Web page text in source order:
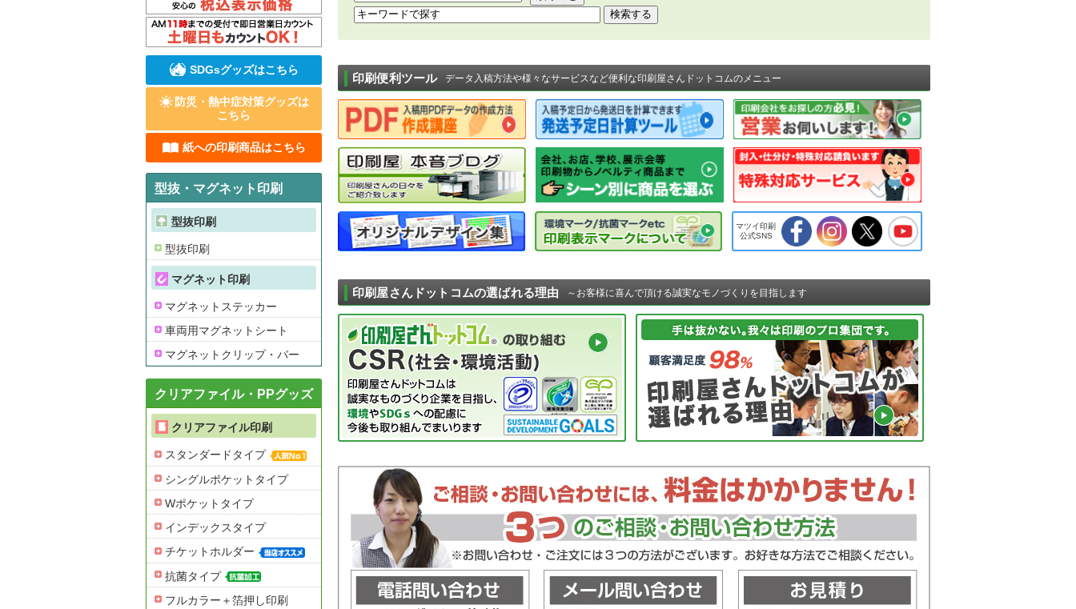
印刷便利ツール データ入稿方法や様々なサービスなど便利な印刷屋さんドットコムのメニュー
マツイ印刷
公式SNS
印刷屋さんドットコムの選ばれる理由 ～お客様に喜んで頂ける誠実なモノづくりを目指します
SDGsグッズはこちら
防災・熱中症対策グッズは
こちら
紙への印刷商品はこちら
型抜・マグネット印刷
型抜印刷
型抜印刷
マグネット印刷
マグネットステッカー
車両用マグネットシート
マグネットクリップ・バー
クリアファイル・PPグッズ
クリアファイル印刷
スタンダードタイプ
シングルポケットタイプ
Wポケットタイプ
インデックスタイプ
チケットホルダー
抗菌タイプ
フルカラー＋箔押し印刷